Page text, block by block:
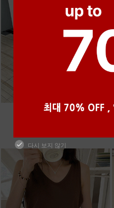
● ●
다시 보지 않기